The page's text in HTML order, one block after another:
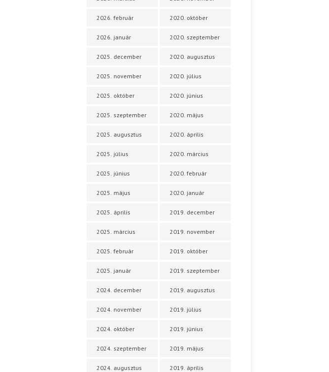
2026. február
2026. január
2025. december
2025. november
2025. október
2025. szeptember
2025. augusztus
2025. július
2025. június
2025. május
2025. április
2025. március
2025. február
2025. január
2024. december
2024. november
2024. október
2024. szeptember
2024. augusztus
2020. október
2020. szeptember
2020. augusztus
2020. július
2020. június
2020. május
2020. április
2020. március
2020. február
2020. január
2019. december
2019. november
2019. október
2019. szeptember
2019. augusztus
2019. július
2019. június
2019. május
2019. április